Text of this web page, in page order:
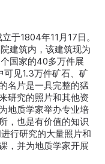
于1804年11月17日。
建筑内，该建筑现为
国家的40多万件展
可见1.3万件矿石、矿
名片是一具完整的猛
研究的照片和其他资
地质学家举办专业培
，也是有价值的知识
行研究的大量照片和
，并为地质学家开展